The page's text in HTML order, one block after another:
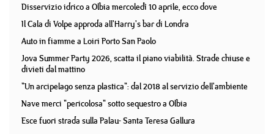
Disservizio idrico a Olbia mercoledì 10 aprile, ecco dove
Il Cala di Volpe approda all'Harry's bar di Londra
Auto in fiamme a Loiri Porto San Paolo
Jova Summer Party 2026, scatta il piano viabilità. Strade chiuse e
divieti dal mattino
"Un arcipelago senza plastica": dal 2018 al servizio dell'ambiente
Nave merci "pericolosa" sotto sequestro a Olbia
Esce fuori strada sulla Palau- Santa Teresa Gallura